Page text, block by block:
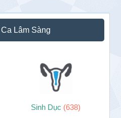
Lâm Sàng
Sinh Dục (638)